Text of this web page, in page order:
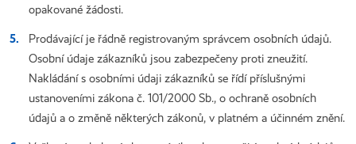
opakované žádosti.
Prodávající je řádně registrovaným správcem osobních údajů.
Osobní údaje zákazníků jsou zabezpečeny proti zneužití.
Nakládání s osobními údaji zákazníků se řídí příslušnými
ustanoveními zákona č. 101/2000 Sb., o ochraně osobních
údajů a o změně některých zákonů, v platném a účinném znění.